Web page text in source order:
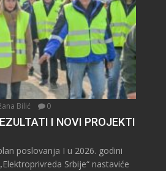
Bilić 0
I NOVI PROJEKTI
poslovanja I u 2026. godini
Srbije“ nastaviće